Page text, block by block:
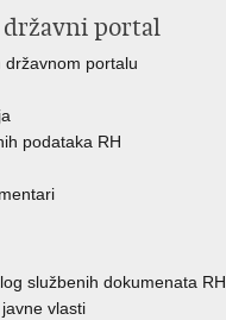
Twitteru
portal
državnom portalu
podataka RH
službenih dokumenata RH
vlasti